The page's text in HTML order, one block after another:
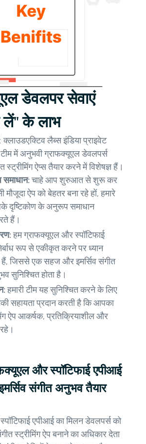
डेवलपर सेवाएं
लें" के लाभ
क्लाउडएक्टिव लैब्स इंडिया प्राइवेट
टीम में अनुभवी ग्राफक्यूएल डेवलपर्स
स्ट्रीमिंग ऐप्स तैयार करने में विशेषज्ञ हैं।
चाहे आप शुरुआत से शुरू कर
मौजूदा ऐप को बेहतर बना रहे हों, हमारे
दृष्टिकोण के अनुरूप समाधान
हैं।
हम ग्राफक्यूएल और स्पॉटिफाई
रूप से एकीकृत करने पर ध्यान
जिससे एक सहज और इमर्सिव संगीत
सुनिश्चित होता है।
हमारी टीम यह सुनिश्चित करने के लिए
सहायता प्रदान करती है कि आपका
ऐप आकर्षक, प्रतिक्रियाशील और
और स्पॉटिफाई एपीआई
संगीत अनुभव तैयार
एपीआई का मिलन डेवलपर्स को
स्ट्रीमिंग ऐप बनाने का अधिकार देता